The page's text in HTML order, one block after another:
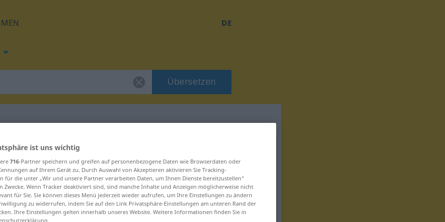
DE
Übersetzen
für "hneyksla"
ist uns wichtig
716-Partner speichern und greifen auf personenbezogene Daten wie Browserdaten oder
auf Ihrem Gerät zu. Durch Auswahl von Akzeptieren aktivieren Sie Tracking-
für die unter „Wir und unsere Partner verarbeiten Daten, um Ihnen Dienste bereitzustellen“
Zwecke. Wenn Tracker deaktiviert sind, sind manche Inhalte und Anzeigen möglicherweise nicht
für Sie. Sie können dieses Menü jederzeit wieder aufrufen, um Ihre Einstellungen zu ändern
zu widerrufen, indem Sie auf den Link Privatsphäre-Einstellungen am unteren Rand der
Ihre Einstellungen gelten innerhalb unseres Website. Weitere Informationen finden Sie in